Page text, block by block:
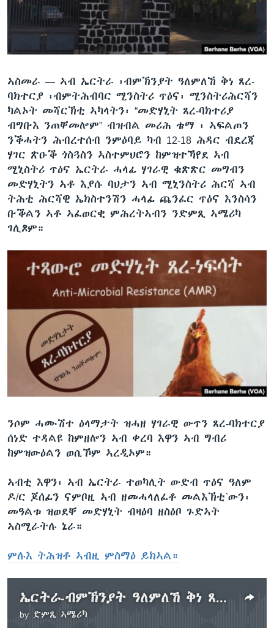
ቂሔ ጽልሚ
ቋንቋታት
ኣስመራ — ኣብ ኤርትራ ፡ብምኽንያት ዓለምለኸ ቅነ ጸረ-
ባክተርያ ፡ብምትሕብባር ሚንስትሪ ጥዕና፡ ሚንስትሪሕርሻን
ካልኦት መሻርኽቲ ኣካላትን፡ “መድሃኒት ጸረ-ባክተሪያ
ብግቡእ ንጠቐመሎም” ብዝብል መሪሕ ቴማ ፡ ኣፍልጦን
ንቕሓትን ሕብረተሰብ ንምዕባይ ካብ 12-18 ሕዳር ብደረጃ
ሃገር ጽዑቕ ጎስጓስን ኣስተምህሮን ከምዝተኻየደ ኣብ
ሚኒስትሪ ጥዕና ኤርትራ ሓላፊ ሃገራዊ ቁጽጽር መግብን
መድሃኒትን ኣቶ እያሱ ባህታን ኣብ ሚኒንስትሪ ሕርሻ ኣብ
ትሕቲ ሕርሻዊ ኤክስተንሽን ሓላፊ ጨንፈር ጥዕና እንስሳን
ቡቕልን ኣቶ ኣፈወርቂ ምሕረትኣብን ንድምጺ ኣሜሪካ
ገሊጾም።
ንሶም ሓሙሽተ ዕላማታት ዝሓዘ ሃገራዊ ውጥን ጸረ-ባክተርያ
ሰነድ ተዳልዩ ከምዘሎን ኣብ ቀረባ እዋን ኣብ ግብሪ
ከምዝውዕልን ወሲኾም ኣረዲኦም።
ኣብቲ እዋን፡ ኣብ ኤርትራ ተወካሊት ውድብ ጥዕና ዓለም
ዶ/ር ጆሰፊን ናምቦዚ ኣብ ዘመሓላለፈቶ መልእኽቲ`ውን፡
መዓልቱ ዝወደቐ መድሃኒት ብዛዕባ ዘስዕቦ ጉድኣት
ኣስሚራትሉ ኔራ።
ምሉእ ትሕዝቶ ኣብዚ ምስማዕ ይክኣል።
ኤርትራ-ብምኽንያት ዓለምለኸ ቅነ ጸረ-ባክተርያ ጎስጓስ ተኻይዱ
by ድምጺ ኣሜሪካ
No media source currently available